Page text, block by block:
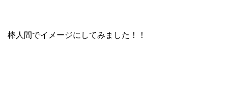
棒人間でイメージにしてみました！！